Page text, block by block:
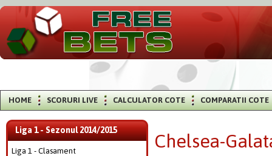
HOME SCORURI LIVE CALCULATOR COTE COMPARATII COTE
Liga 1 - Sezonul 2014/2015
Liga 1 - Clasament Chelsea-